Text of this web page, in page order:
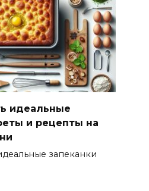
идеальные
и рецепты на
запеканки